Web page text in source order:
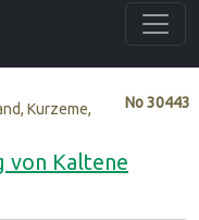
No30443
Kurzeme,
von Kaltene